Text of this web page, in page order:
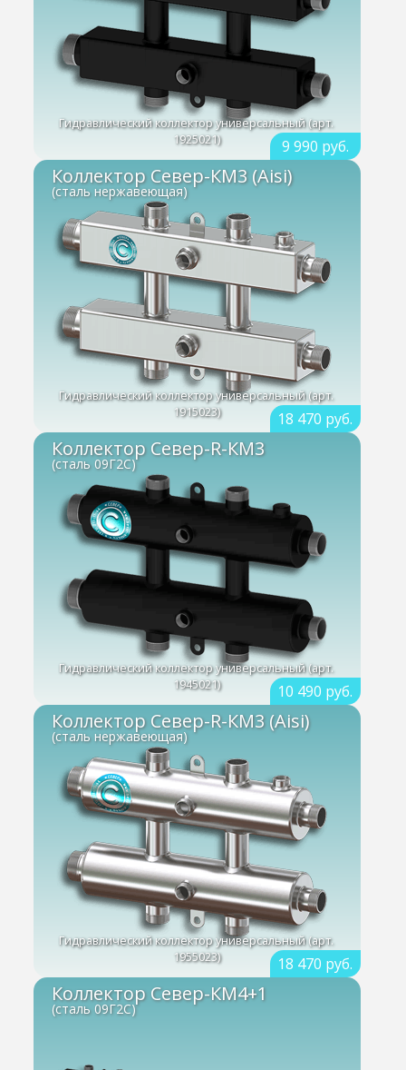
9 990 руб.
Гидравлический коллектор универсальный (арт.
1925021)
18 470 руб.
Коллектор Север-КМ3 (Aisi)
(сталь нержавеющая)
Гидравлический коллектор универсальный (арт.
1915023)
10 490 руб.
Коллектор Север-R-КМ3
(сталь 09Г2С)
Гидравлический коллектор универсальный (арт.
1945021)
18 470 руб.
Коллектор Север-R-КМ3 (Aisi)
(сталь нержавеющая)
Гидравлический коллектор универсальный (арт.
1955023)
Коллектор Север-КМ4+1
(сталь 09Г2С)